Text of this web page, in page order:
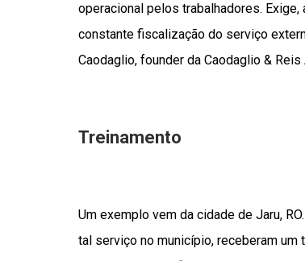
operacional pelos trabalhadores.
constante fiscalização do serviço
Caodaglio, founder da Caodaglio &
Treinamento
Um exemplo vem da cidade de Jaru,
tal serviço no município, receberam